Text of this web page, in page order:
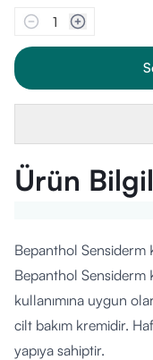
1
Ürün
Bepanthol Sensiderm
Bepanthol Sensiderm
kullanımına uygun
cilt bakım kremidir.
yapıya sahiptir.